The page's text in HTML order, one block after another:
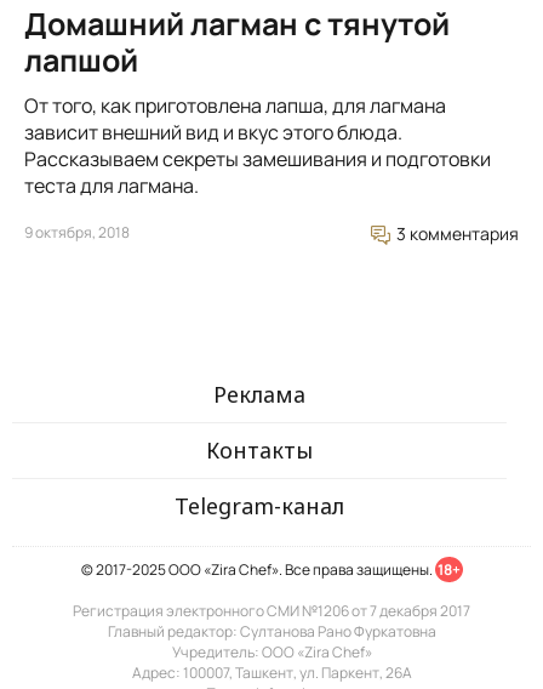
Домашний лагман с тянутой
лапшой
От того, как приготовлена лапша, для лагмана
зависит внешний вид и вкус этого блюда.
Рассказываем секреты замешивания и подготовки
теста для лагмана.
9 октября, 2018 3 комментария
Реклама
Контакты
Telegram-канал
© 2017-2025 ООО «Zira Chef». Все права защищены. 18+
Регистрация электронного СМИ №1206 от 7 декабря 2017
Главный редактор: Султанова Рано Фуркатовна
Учредитель: ООО «Zira Chef»
Адрес: 100007, Ташкент, ул. Паркент, 26А